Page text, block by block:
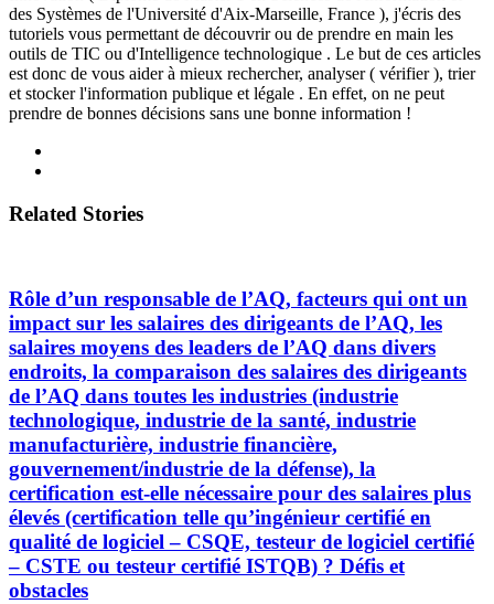
des Systèmes de l'Université d'Aix-Marseille, France ), j'écris des
tutoriels vous permettant de découvrir ou de prendre en main les
outils de TIC ou d'Intelligence technologique . Le but de ces articles
est donc de vous aider à mieux rechercher, analyser ( vérifier ), trier
et stocker l'information publique et légale . En effet, on ne peut
prendre de bonnes décisions sans une bonne information !
Related Stories
Rôle d’un responsable de l’AQ, facteurs qui ont un
impact sur les salaires des dirigeants de l’AQ, les
salaires moyens des leaders de l’AQ dans divers
endroits, la comparaison des salaires des dirigeants
de l’AQ dans toutes les industries (industrie
technologique, industrie de la santé, industrie
manufacturière, industrie financière,
gouvernement/industrie de la défense), la
certification est-elle nécessaire pour des salaires plus
élevés (certification telle qu’ingénieur certifié en
qualité de logiciel – CSQE, testeur de logiciel certifié
– CSTE ou testeur certifié ISTQB) ? Défis et
obstacles